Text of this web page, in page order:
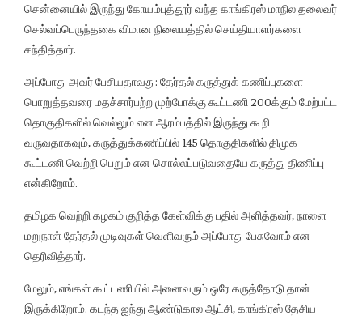
சென்னையில் இருந்து கோயம்புத்தூர் வந்த காங்கிரஸ் மாநில தலைவர்
செல்வப்பெருந்தகை விமான நிலையத்தில் செய்தியாளர்களை
சந்தித்தார்.
அப்போது அவர் பேசியதாவது: தேர்தல் கருத்துக் கணிப்புகளை
பொறுத்தவரை மதச்சார்பற்ற முற்போக்கு கூட்டணி 200க்கும் மேற்பட்ட
தொகுதிகளில் வெல்லும் என ஆரம்பத்தில் இருந்து கூறி
வருவதாகவும், கருத்துக்கணிப்பில் 145 தொகுதிகளில் திமுக
கூட்டணி வெற்றி பெறும் என சொல்லப்படுவதையே கருத்து திணிப்பு
என்கிறோம்.
தமிழக வெற்றி கழகம் குறித்த கேள்விக்கு பதில் அளித்தவர், நாளை
மறுநாள் தேர்தல் முடிவுகள் வெளிவரும் அப்போது பேசுவோம் என
தெரிவித்தார்.
மேலும், எங்கள் கூட்டணியில் அனைவரும் ஒரே கருத்தோடு தான்
இருக்கிறோம். கடந்த ஐந்து ஆண்டுகால ஆட்சி, காங்கிரஸ் தேசிய